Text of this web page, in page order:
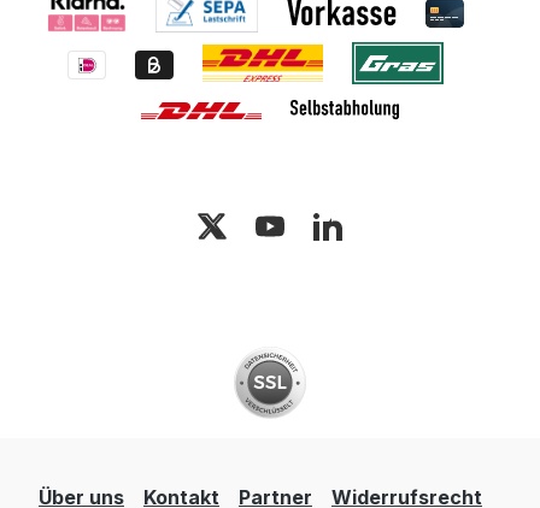
Über uns Kontakt Partner Widerrufsrecht